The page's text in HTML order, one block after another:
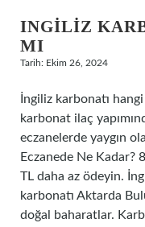
INGILIZ
MI
Tarih: Ekim 26, 2024
İngiliz karbonatı
karbonat ilaç
eczanelerde yaygın
Eczanede Ne Kadar?
TL daha az ödeyin.
karbonatı Aktarda
doğal baharatlar.